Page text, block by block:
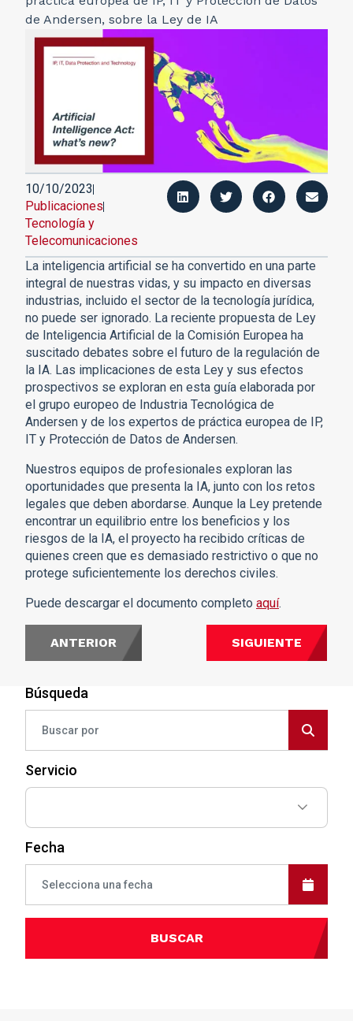
Búsqueda
Servicio
Fecha
BUSCAR
de Andersen, sobre la Ley de IA
10/10/2023
Publicaciones
Tecnología y
Telecomunicaciones
La inteligencia artificial se ha convertido en una parte
integral de nuestras vidas, y su impacto en diversas
industrias, incluido el sector de la tecnología jurídica,
no puede ser ignorado. La reciente propuesta de Ley
de Inteligencia Artificial de la Comisión Europea ha
suscitado debates sobre el futuro de la regulación de
la IA. Las implicaciones de esta Ley y sus efectos
prospectivos se exploran en esta guía elaborada por
el grupo europeo de Industria Tecnológica de
Andersen y de los expertos de práctica europea de IP,
IT y Protección de Datos de Andersen.
Nuestros equipos de profesionales exploran las
oportunidades que presenta la IA, junto con los retos
legales que deben abordarse. Aunque la Ley pretende
encontrar un equilibrio entre los beneficios y los
riesgos de la IA, el proyecto ha recibido críticas de
quienes creen que es demasiado restrictivo o que no
protege suficientemente los derechos civiles.
Puede descargar el documento completo aquí.
ANTERIOR SIGUIENTE